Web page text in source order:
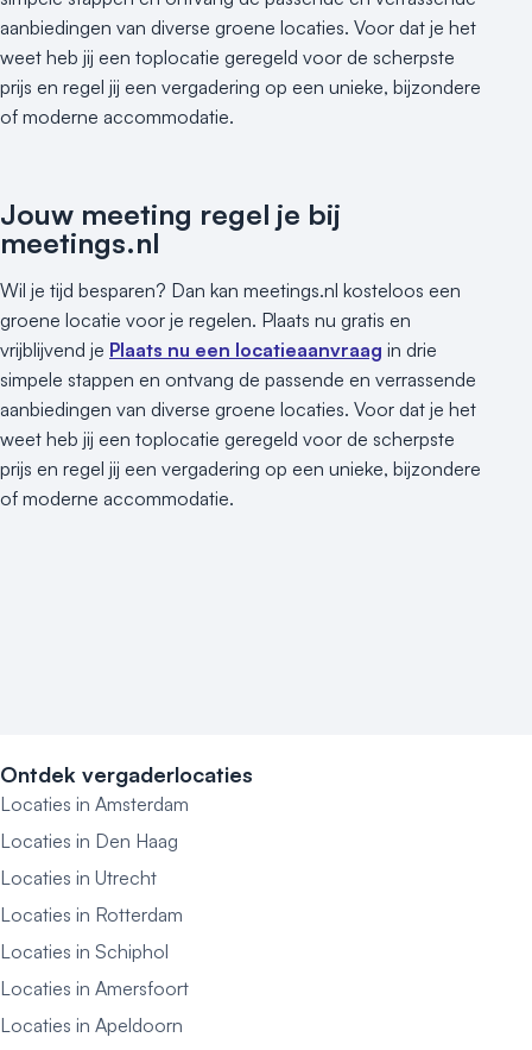
aanbiedingen van diverse groene locaties. Voor dat je het
weet heb jij een toplocatie geregeld voor de scherpste
prijs en regel jij een vergadering op een unieke, bijzondere
of moderne accommodatie.
Jouw meeting regel je bij
meetings.nl
Wil je tijd besparen? Dan kan meetings.nl kosteloos een
groene locatie voor je regelen. Plaats nu gratis en
vrijblijvend je Plaats nu een locatieaanvraag in drie
simpele stappen en ontvang de passende en verrassende
aanbiedingen van diverse groene locaties. Voor dat je het
weet heb jij een toplocatie geregeld voor de scherpste
prijs en regel jij een vergadering op een unieke, bijzondere
of moderne accommodatie.
Ontdek vergaderlocaties
Locaties in Amsterdam
Locaties in Den Haag
Locaties in Utrecht
Locaties in Rotterdam
Locaties in Schiphol
Locaties in Amersfoort
Locaties in Apeldoorn